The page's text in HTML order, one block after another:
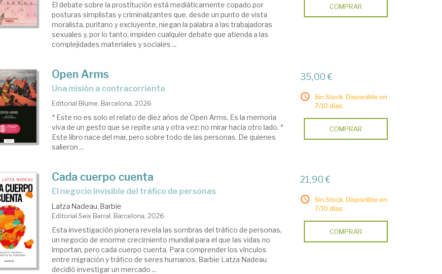
El debate sobre la prostitución está mediáticamente copado por
posturas simplistas y criminalizantes que, desde un punto de vista
moralista, puritano y excluyente, niegan la palabra a las trabajadoras
sexuales y, por lo tanto, impiden cualquier debate que atienda a las
complejidades materiales y sociales ...
COMPRAR
Open Arms
Una misión a contracorriente
Editorial Blume. Barcelona, 2026
* Este no es solo el relato de diez años de Open Arms. Es la memoria
viva de un gesto que se repite una y otra vez: no mirar hacia otro lado. *
Este libro nace del mar, pero sobre todo de las personas. De quienes
salieron ...
35,00 €
Sin Stock. Disponible en
7/10 días.
COMPRAR
Cada cuerpo cuenta
El negocio invisible del tráfico de personas
Latza Nadeau, Barbie
Editorial Seix Barral. Barcelona, 2026
Esta investigación pionera revela las sombras del tráfico de personas,
un negocio de enorme crecimiento mundial para el que las vidas no
importan, pero cada cuerpo cuenta. Para comprender los vínculos
entre migración y tráfico de seres humanos, Barbie Latza Nadeau
decidió investigar un mercado ...
21,90 €
Sin Stock. Disponible en
7/10 días.
COMPRAR